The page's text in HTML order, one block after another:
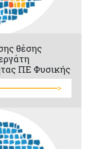
θέσης
ΠΕ Φυσικής
>